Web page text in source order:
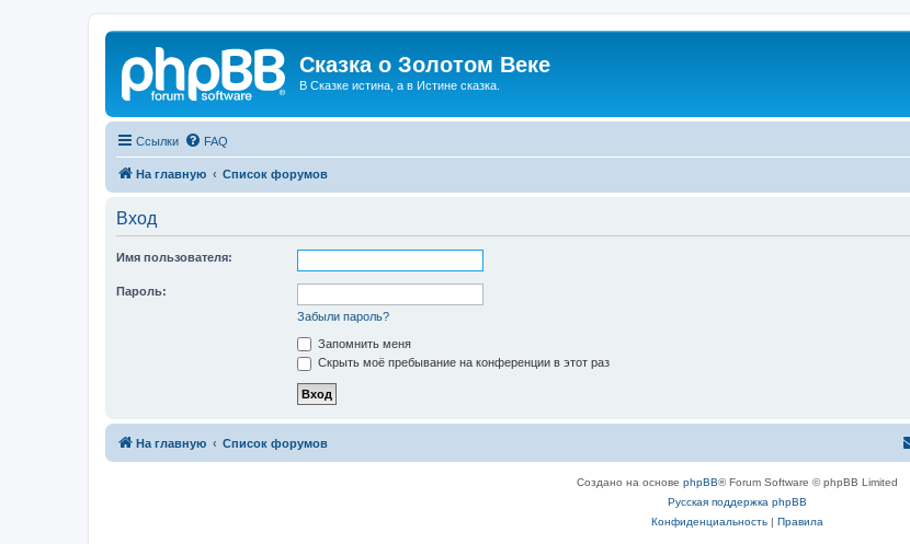
Сказка о Золотом Веке
В Сказке истина, а в Истине сказка.
Ссылки FAQ
На главную Список форумов
Вход
Имя пользователя:
Пароль:
Забыли пароль?
Запомнить меня
Скрыть моё пребывание на конференции в этот раз
На главную Список форумов
Создано на основе phpBB® Forum Software © phpBB Limited
Русская поддержка phpBB
Конфиденциальность| Правила